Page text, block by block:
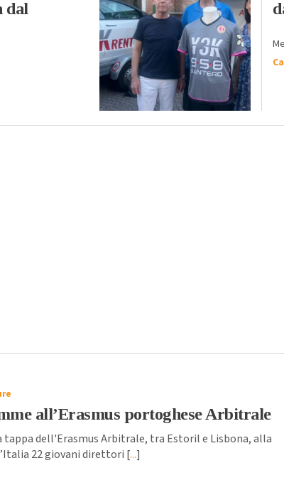
dal
all’Erasmus portoghese Arbitrale
tappa dell'Erasmus Arbitrale, tra Estoril e Lisbona, alla
22 giovani direttori [...]